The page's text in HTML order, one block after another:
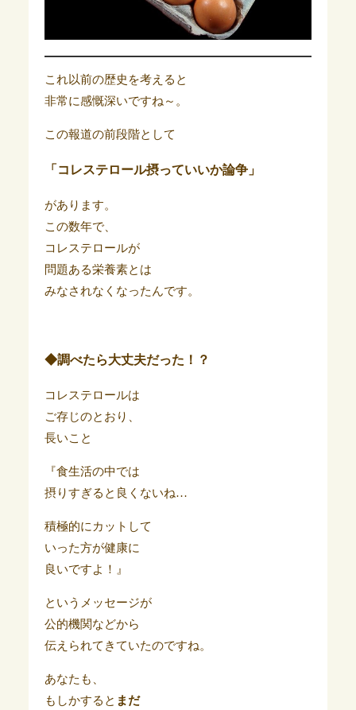
これ以前の歴史を考えると
非常に感慨深いですね～。
この報道の前段階として
「コレステロール摂っていいか論争」
があります。
この数年で、
コレステロールが
問題ある栄養素とは
みなされなくなったんです。
◆調べたら大丈夫だった！？
コレステロールは
ご存じのとおり、
長いこと
『食生活の中では
摂りすぎると良くないね…
積極的にカットして
いった方が健康に
良いですよ！』
というメッセージが
公的機関などから
伝えられてきていたのですね。
あなたも、
もしかすると まだ